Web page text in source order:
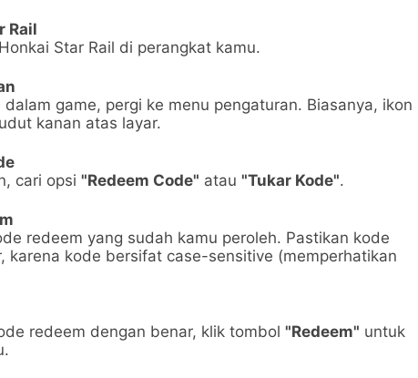
Rail
Star Rail di perangkat kamu.
game, pergi ke menu pengaturan. Biasanya, ikon
kanan atas layar.
cari opsi "Redeem Code" atau "Tukar Kode".
redeem yang sudah kamu peroleh. Pastikan kode
karena kode bersifat case-sensitive (memperhatikan
redeem dengan benar, klik tombol "Redeem" untuk